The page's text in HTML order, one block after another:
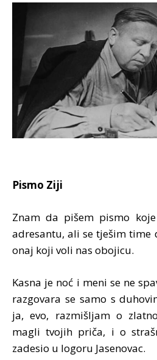
Pismo Ziji
Znam da pišem pismo
adresantu, ali se tješim time
onaj koji voli nas obojicu.
Kasna je noć i meni se ne
razgovara se samo s
ja, evo, razmišljam o
magli tvojih priča, i o
zadesio u logoru Jasenovac.